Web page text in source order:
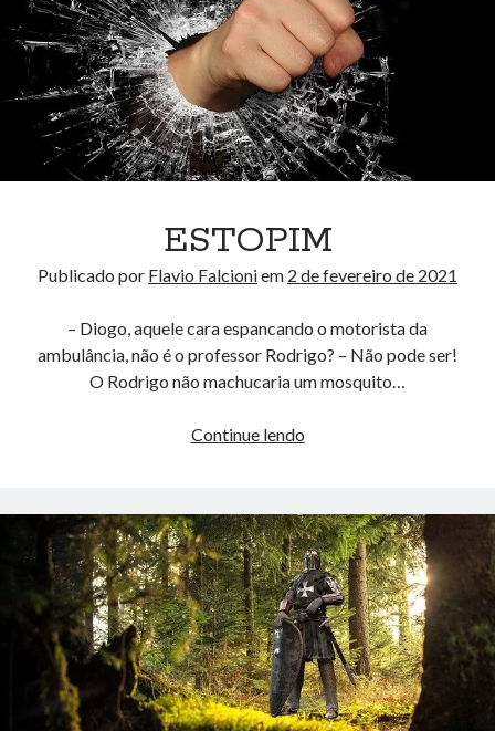
Fadas
–
Parte
1)
ESTOPIM
Publicado por Flavio Falcioniem 2 de fevereiro de 2021
– Diogo, aquele cara espancando o motorista da
ambulância, não é o professor Rodrigo? – Não pode ser!
O Rodrigo não machucaria um mosquito…
Continue lendoESTOPIM